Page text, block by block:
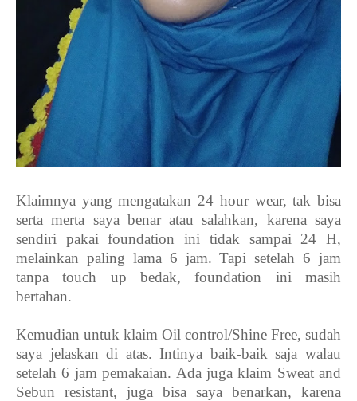
Klaimnya yang mengatakan 24 hour wear, tak bisa
serta merta saya benar atau salahkan, karena saya
sendiri pakai foundation ini tidak sampai 24 H,
melainkan paling lama 6 jam. Tapi setelah 6 jam
tanpa touch up bedak, foundation ini masih
bertahan.
Kemudian untuk klaim Oil control/Shine Free, sudah
saya jelaskan di atas. Intinya baik-baik saja walau
setelah 6 jam pemakaian. Ada juga klaim Sweat and
Sebun resistant, juga bisa saya benarkan, karena